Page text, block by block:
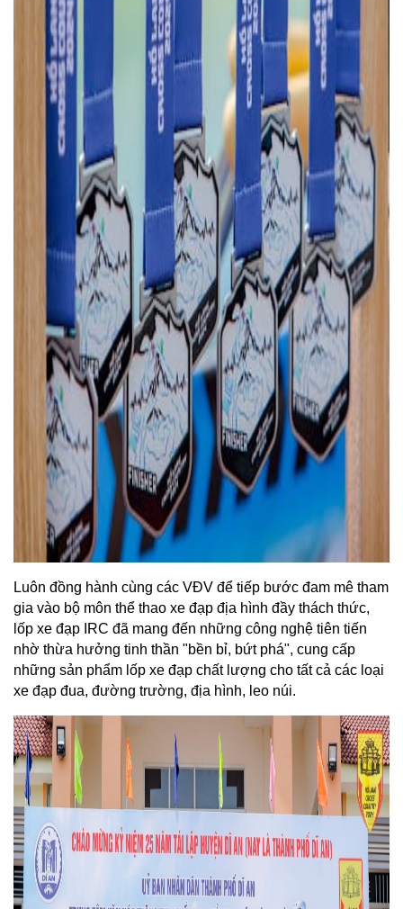
Luôn đồng hành cùng các VĐV để tiếp bước đam mê tham
gia vào bộ môn thể thao xe đạp địa hình đầy thách thức,
lốp xe đạp IRC đã mang đến những công nghệ tiên tiến
nhờ thừa hưởng tinh thần "bền bỉ, bứt phá", cung cấp
những sản phẩm lốp xe đạp chất lượng cho tất cả các loại
xe đạp đua, đường trường, địa hình, leo núi.